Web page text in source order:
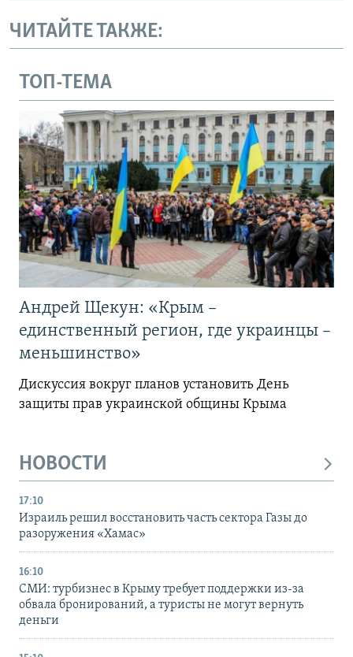
ЧИТАЙТЕ ТАКЖЕ:
ТОП-ТЕМА
Андрей Щекун: «Крым –
единственный регион, где украинцы –
меньшинство»
Дискуссия вокруг планов установить День
защиты прав украинской общины Крыма
НОВОСТИ
17:10
Израиль решил восстановить часть сектора Газы до
разоружения «Хамас»
16:10
СМИ: турбизнес в Крыму требует поддержки из-за
обвала бронирований, а туристы не могут вернуть
деньги